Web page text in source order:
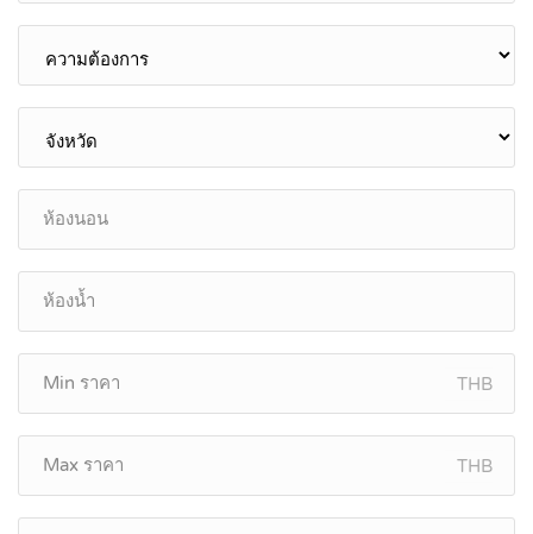
THB
THB